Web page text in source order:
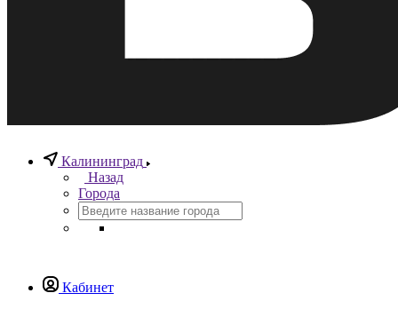
Калининград
Назад
Города
Кабинет